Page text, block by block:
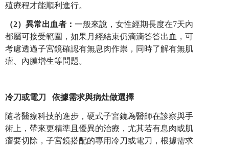
殖療程才能順利進行。
（2）異常出血者： 一般來說，女性經期長度在7天內
都屬可接受範圍，如果月經結束仍滴滴答答出血，可
考慮透過子宮鏡確認有無息肉作祟，同時了解有無肌
瘤、內膜增生等問題。
冷刀或電刀 依據需求與病灶做選擇
隨著醫療科技的進步，硬式子宮鏡為醫師在診察與手
術上，帶來更精準且優異的治療，尤其若有息肉或肌
瘤要切除，子宮鏡搭配的專用冷刀或電刀，根據需求